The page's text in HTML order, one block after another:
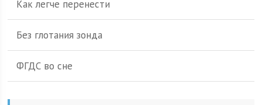
Как легче перенести
Без глотания зонда
ФГДС во сне